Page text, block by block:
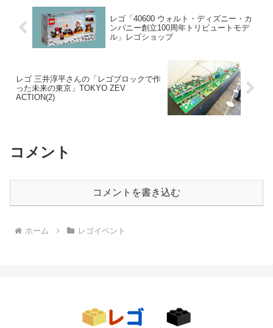
レゴ「40600 ウォルト・ディズニー・カ
ンパニー創立100周年トリビュートモデ
ル」レゴショップ
レゴ 三井淳平さんの「レゴブロックで作
った未来の東京」TOKYO ZEV
ACTION(2)
コメント
コメントを書き込む
ホーム レゴイベント